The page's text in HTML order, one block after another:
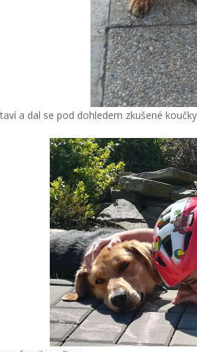
a dal se pod dohledem zkušené